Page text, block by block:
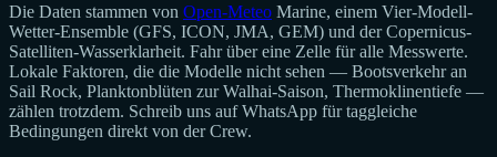
Die Daten stammen von Open-Meteo Marine, einem Vier-Modell-
Wetter-Ensemble (GFS, ICON, JMA, GEM) und der Copernicus-
Satelliten-Wasserklarheit. Fahr über eine Zelle für alle Messwerte.
Lokale Faktoren, die die Modelle nicht sehen — Bootsverkehr an
Sail Rock, Planktonblüten zur Walhai-Saison, Thermoklinentiefe —
zählen trotzdem. Schreib uns auf WhatsApp für taggleiche
Bedingungen direkt von der Crew.